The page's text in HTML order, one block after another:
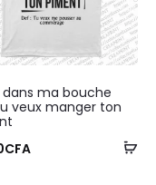
dans ma bouche
veux manger ton
CFA